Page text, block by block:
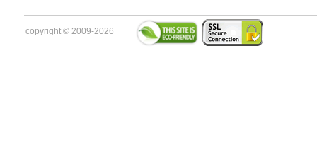
copyright © 2009-2026